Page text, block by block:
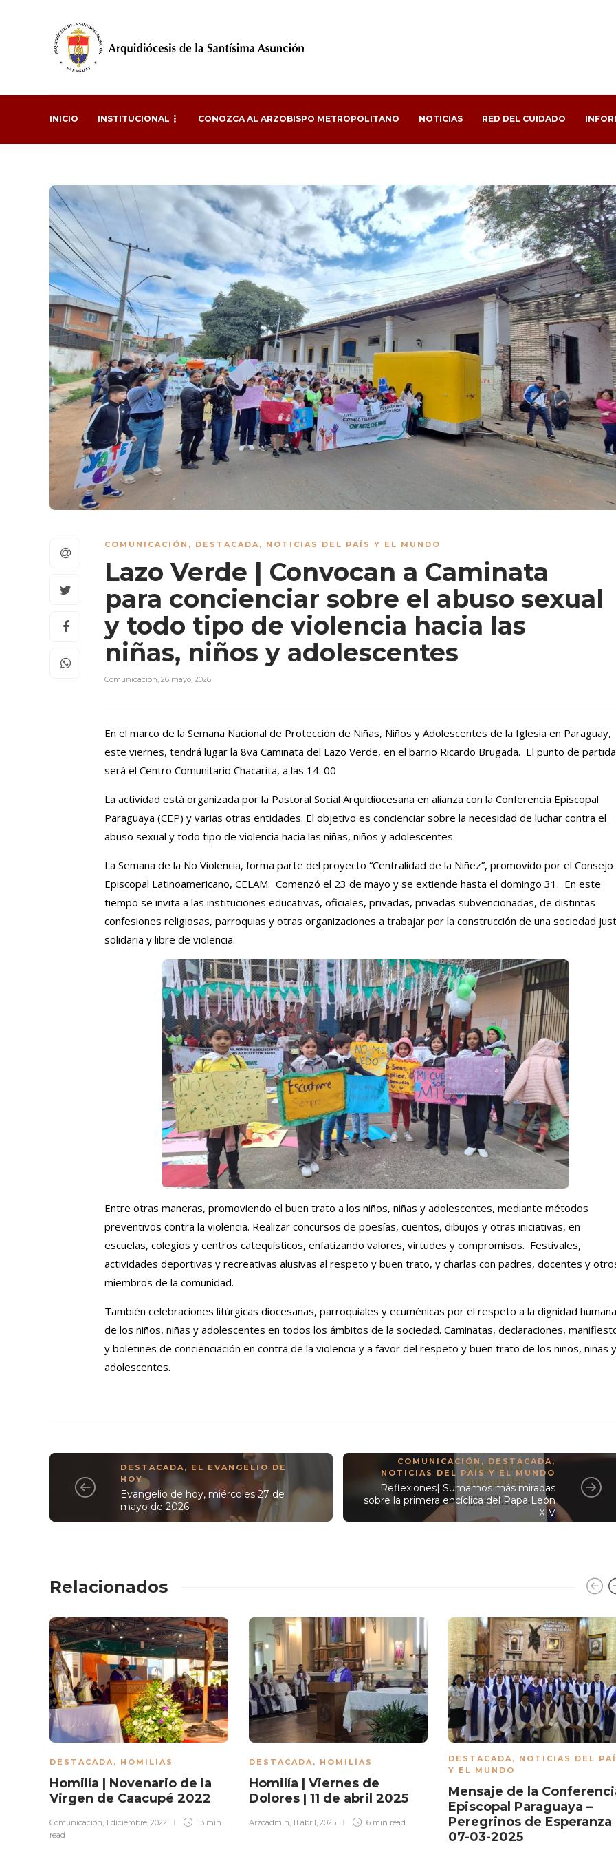
INICIO INSTITUCIONAL CONOZCA AL ARZOBISPO METROPOLITANO NOTICIAS RED DEL CUIDADO
COMUNICACIÓN , DESTACADA, NOTICIAS DEL PAÍS Y EL MUNDO
Lazo Verde | Convocan a Caminata
para concienciar sobre el abuso sexual
y todo tipo de violencia hacia las
niñas, niños y adolescentes
Comunicación, 26 mayo, 2026
En el marco de la Semana Nacional de Protección de Niñas, Niños y Adolescentes de la Iglesia en Paraguay,
este viernes, tendrá lugar la 8va Caminata del Lazo Verde, en el barrio Ricardo Brugada. El punto de partida
será el Centro Comunitario Chacarita, a las 14: 00
La actividad está organizada por la Pastoral Social Arquidiocesana en alianza con la Conferencia Episcopal
Paraguaya (CEP) y varias otras entidades. El objetivo es concienciar sobre la necesidad de luchar contra el
abuso sexual y todo tipo de violencia hacia las niñas, niños y adolescentes.
La Semana de la No Violencia, forma parte del proyecto “Centralidad de la Niñez”, promovido por el Consejo
Episcopal Latinoamericano, CELAM. Comenzó el 23 de mayo y se extiende hasta el domingo 31. En este
tiempo se invita a las instituciones educativas, oficiales, privadas, privadas subvencionadas, de distintas
confesiones religiosas, parroquias y otras organizaciones a trabajar por la construcción de una sociedad
solidaria y libre de violencia.
Entre otras maneras, promoviendo el buen trato a los niños, niñas y adolescentes, mediante métodos
preventivos contra la violencia. Realizar concursos de poesías, cuentos, dibujos y otras iniciativas, en
escuelas, colegios y centros catequísticos, enfatizando valores, virtudes y compromisos. Festivales,
actividades deportivas y recreativas alusivas al respeto y buen trato, y charlas con padres, docentes y
miembros de la comunidad.
También celebraciones litúrgicas diocesanas, parroquiales y ecuménicas por el respeto a la dignidad humana
de los niños, niñas y adolescentes en todos los ámbitos de la sociedad. Caminatas, declaraciones,
y boletines de concienciación en contra de la violencia y a favor del respeto y buen trato de los niños, niñas y
adolescentes.
DESTACADA, EL EVANGELIO DE
HOY
Evangelio de hoy, miércoles 27 de
mayo de 2026
COMUNICACIÓN ,DESTACADA,
NOTICIAS DEL PAÍS Y EL MUNDO
Reflexiones| Sumamos más miradas
sobre la primera encíclica del Papa León
XIV
Relacionados
DESTACADA, HOMILÍAS
Homilía | Novenario de la
Virgen de Caacupé 2022
Comunicación, 1 diciembre, 2022
13 min
read
DESTACADA, HOMILÍAS
Homilía | Viernes de
Dolores | 11 de abril 2025
Arzoadmin, 11 abril, 2025 6 min read
DESTACADA, NOTICIAS DEL
Y EL MUNDO
Mensaje de la
Episcopal Paraguaya –
Peregrinos de Esperanza
07-03-2025